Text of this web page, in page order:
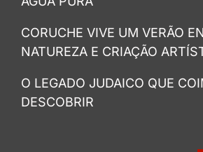
CORUCHE VIVE UM VERÃO
NATUREZA E CRIAÇÃO
O LEGADO JUDAICO QUE
DESCOBRIR